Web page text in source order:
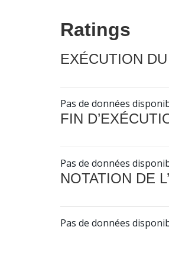
Ratings
EXÉCUTION
Pas de données
FIN
Pas de données
NOTATION DE
Pas de données